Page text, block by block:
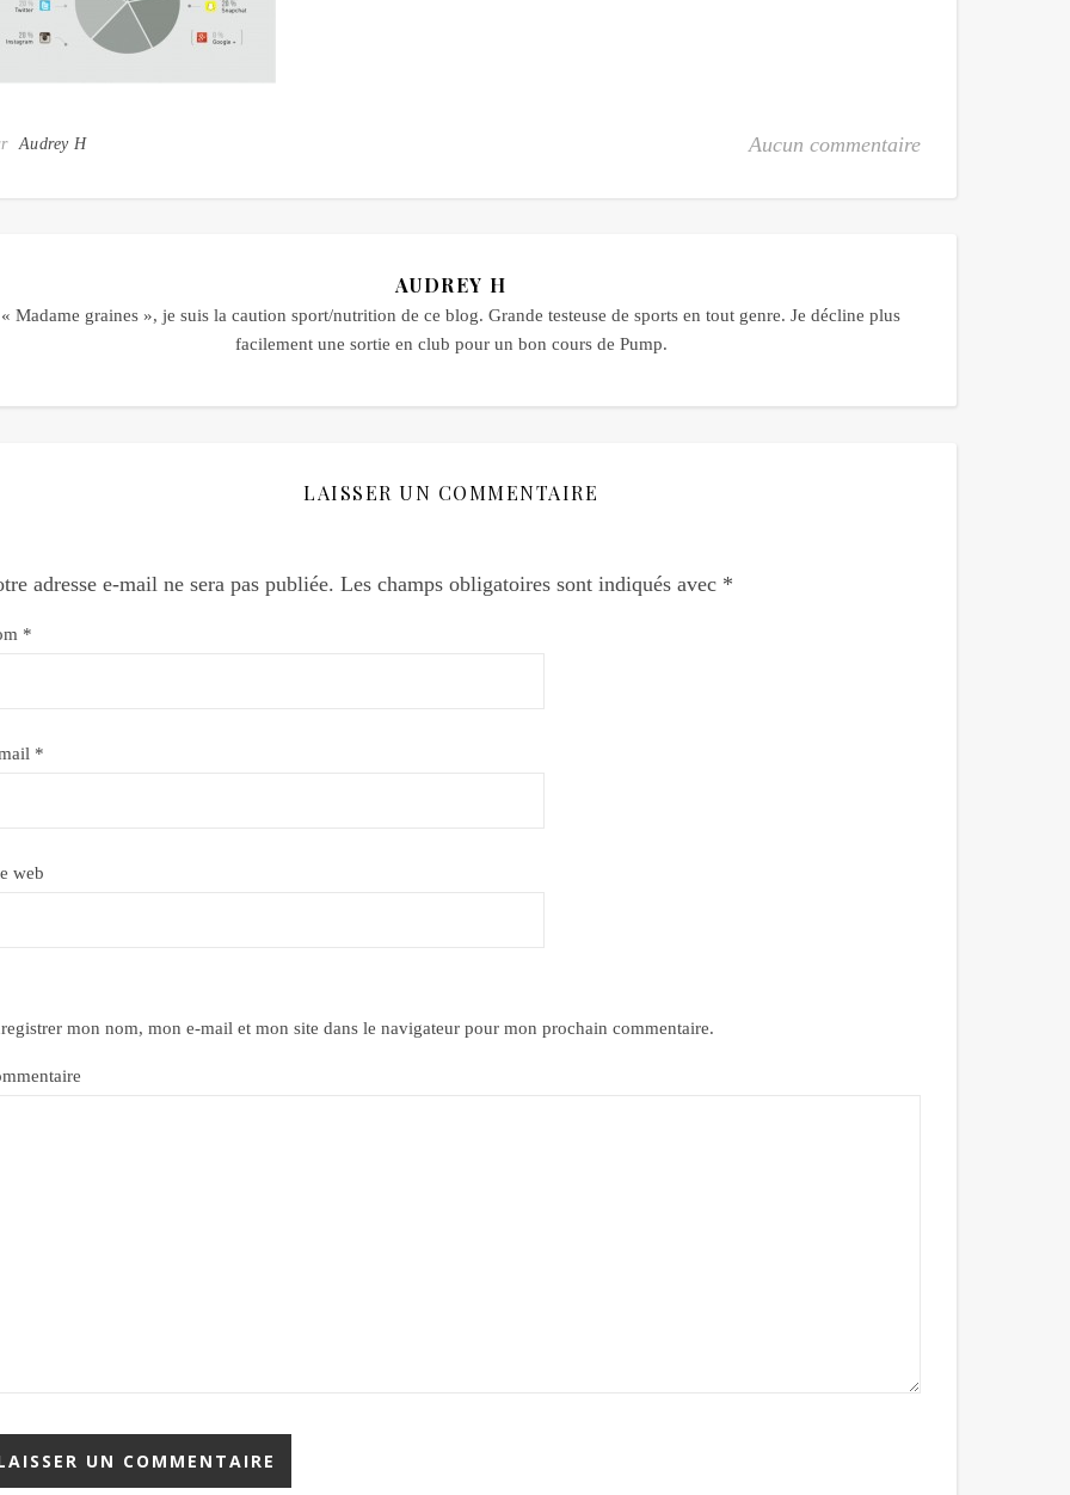
Audrey H Aucun commentaire
AUDREY H
« Madame graines », je suis la caution sport/nutrition de ce blog. Grande testeuse de sports en tout genre. Je décline plus
facilement une sortie en club pour un bon cours de Pump.
LAISSER UN COMMENTAIRE
adresse e-mail ne sera pas publiée. Les champs obligatoires sont indiqués avec *
*
*
web
mon nom, mon e-mail et mon site dans le navigateur pour mon prochain commentaire.